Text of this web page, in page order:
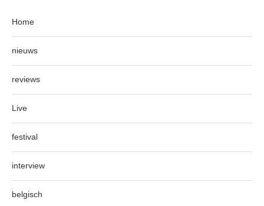
Home
nieuws
reviews
Live
festival
interview
belgisch